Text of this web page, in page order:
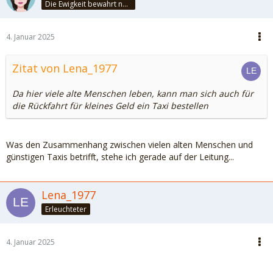
Die Ewigkeit bewahrt nur die Liebe, weil sie von gleicher Natur ist. ~Khalil Gibran~
4. Januar 2025
Zitat von Lena_1977
Da hier viele alte Menschen leben, kann man sich auch für
die Rückfahrt für kleines Geld ein Taxi bestellen
Was den Zusammenhang zwischen vielen alten Menschen und
günstigen Taxis betrifft, stehe ich gerade auf der Leitung...
Lena_1977
Erleuchteter
4. Januar 2025